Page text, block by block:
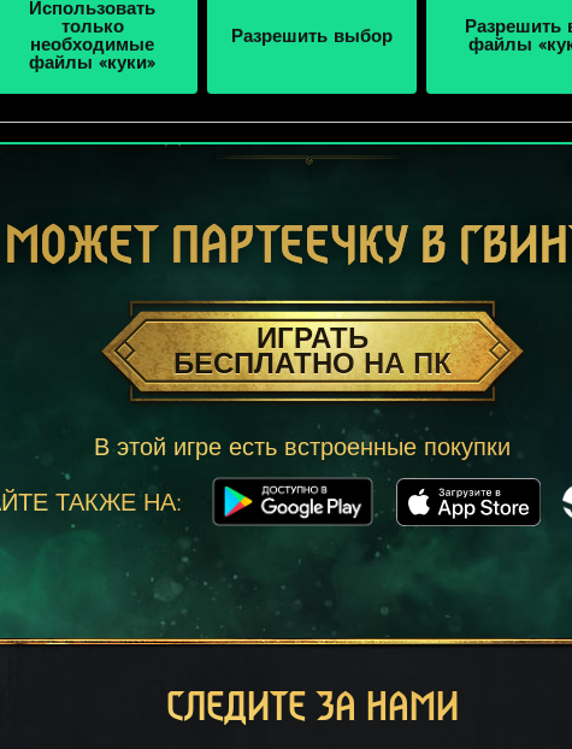
Использовать
только
необходимые
файлы «куки»
Разрешить выбор
Разрешить
файлы
МОЖЕТ ПАРТЕЕЧКУ В
ИГРАТЬ
БЕСПЛАТНО НА ПК
В этой игре есть встроенные покупки
ТАКЖЕ НА:
СЛЕДИТЕ ЗА НАМИ